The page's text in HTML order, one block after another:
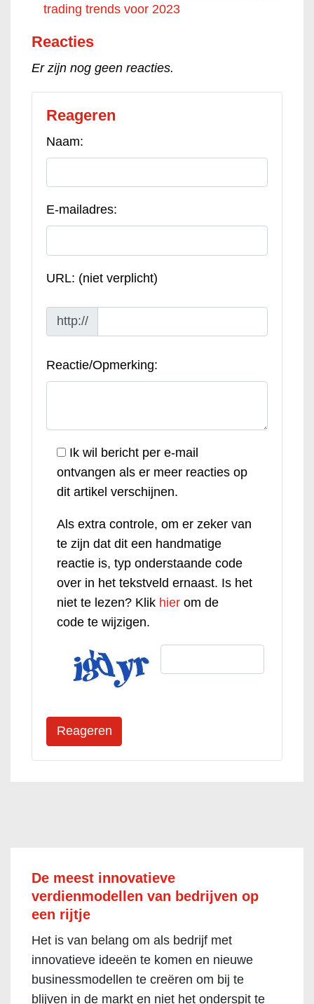
trading trends voor 2023
Reacties
Er zijn nog geen reacties.
Reageren
Naam:
E-mailadres:
URL: (niet verplicht)
http://
Reactie/Opmerking:
Ik wil bericht per e-mail
ontvangen als er meer reacties op
dit artikel verschijnen.
Als extra controle, om er zeker van
te zijn dat dit een handmatige
reactie is, typ onderstaande code
over in het tekstveld ernaast. Is het
niet te lezen? Klik hier om de
code te wijzigen.
De meest innovatieve
verdienmodellen van bedrijven op
een rijtje
Het is van belang om als bedrijf met
innovatieve ideeën te komen en nieuwe
businessmodellen te creëren om bij te
blijven in de markt en niet het onderspit te